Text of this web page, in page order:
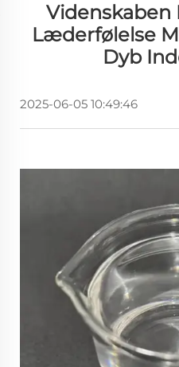
Videnskaben
Læderfølelse
Dyb
2025-06-05 10:49:46